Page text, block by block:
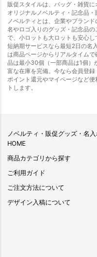
販促スタイルは、バッグ・雑貨
オリジナルノベルティ・記念品・
ノベルティとは、企業やブラン
名やロゴ入りのグッズ・記念品
で、小ロットも大ロットも安心し
短納期サービスなら最短2日の名
は商品ページからリアルタイム
品は最小30個（一部商品は1個）
富な在庫を完備。今なら会員登
ポイント還元やマイページなど
トします。
ノベルティ・販促グッズ・名
HOME
商品カテゴリから探す
ご利用ガイド
ご注文方法について
デザイン入稿について